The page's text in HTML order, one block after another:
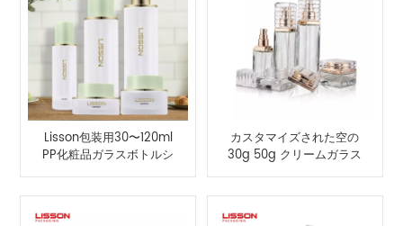
Lisson包装用30〜120ml
PP化粧品ガラスボトルシ
リーズを供給
カスタマイズされた空の
30g 50g クリームガラス
瓶と 40ml 100ml 120ml